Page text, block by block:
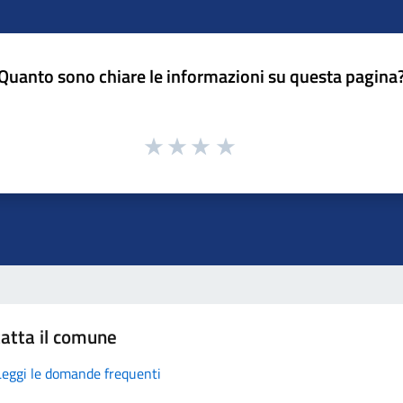
sono chiare le informazioni su questa
il comune
le domande frequenti